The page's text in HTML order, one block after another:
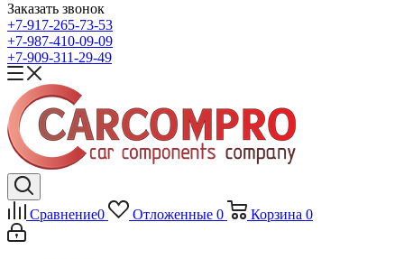
Заказать звонок
+7-917-265-73-53
+7-987-410-09-09
+7-909-311-29-49
Сравнение0 Отложенные 0 Корзина 0